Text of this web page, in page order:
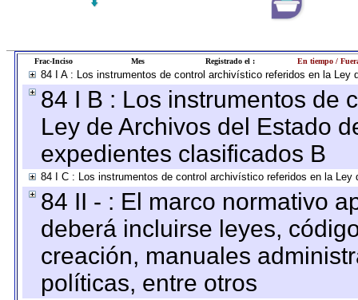
Frac-Inciso Mes Registrado el : En tiempo /
84 I A : Los instrumentos de control archivístico referidos en la
84 I B : Los instrumentos de
Ley de Archivos del Estado
expedientes clasificados B
84 I C : Los instrumentos de control archivístico referidos en la
84 II - : El marco normativo
deberá incluirse leyes,
creación, manuales
políticas, entre otros